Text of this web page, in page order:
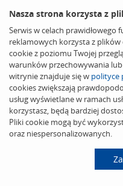
Nasza strona korzysta z
Serwis w celach
reklamowych korzysta z plików
cookie z poziomu Twojej
warunków przechowywania
witrynie znajduje się w polityce
cookies zwiększają
usług wyświetlane w ramach
korzystasz, będą bardziej
Pliki cookie mogą być
oraz niespersonalizowanych.